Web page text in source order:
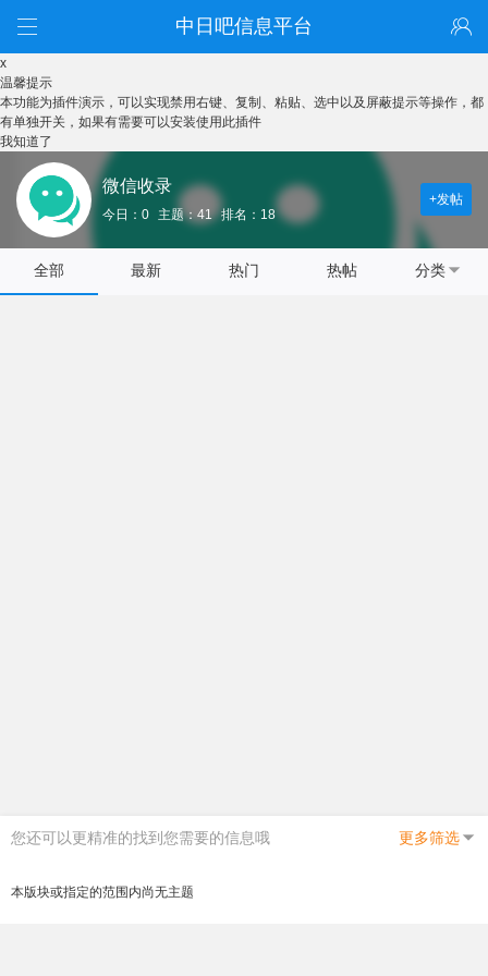
中日吧信息平台
x
温馨提示
本功能为插件演示，可以实现禁用右键、复制、粘贴、选中以及屏蔽提示等操作，都
有单独开关，如果有需要可以安装使用此插件
我知道了
微信收录
今日：0 主题：41 排名：18
+发帖
全部 最新 热门 热帖 分类
您还可以更精准的找到您需要的信息哦 更多筛选
本版块或指定的范围内尚无主题